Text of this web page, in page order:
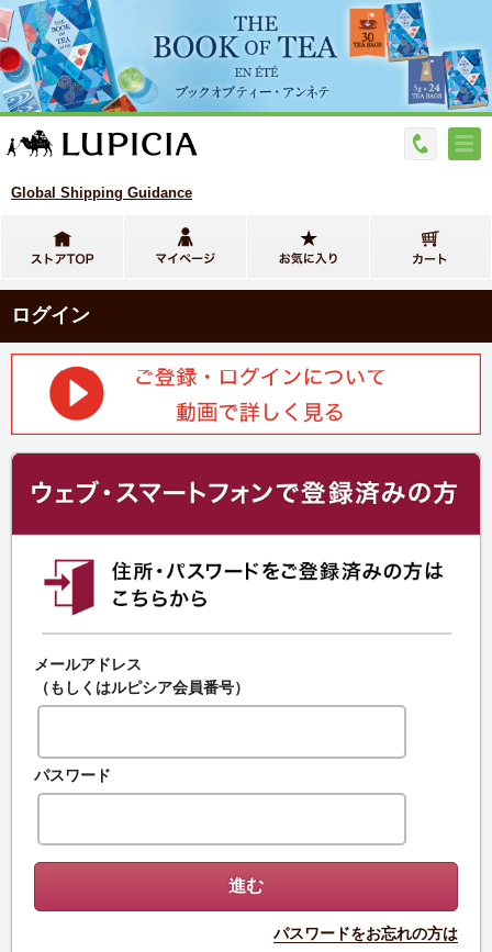
Global Shipping Guidance
ログイン
メールアドレス
（もしくはルピシア会員番号）
パスワード
パスワードをお忘れの方は